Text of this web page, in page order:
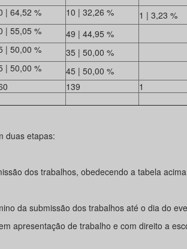
| 64,52 % 10 | 32,26 %
1 | 3,23 %
| 55,05 %
49 | 44,95 %
| 50,00 %
35 | 50,00 %
| 50,00 %
45 | 50,00 %
139
1
duas etapas:
dos trabalhos, obedecendo a tabela
da submissão dos trabalhos até o dia do
apresentação de trabalho e com direito a